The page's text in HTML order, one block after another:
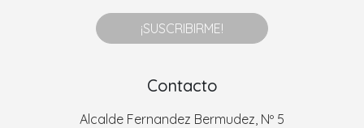
¡SUSCRIBIRME!
Contacto
Alcalde Fernandez Bermudez, Nº 5